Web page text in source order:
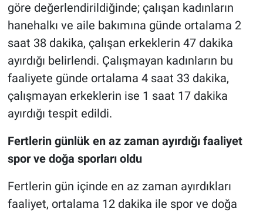
göre değerlendirildiğinde; çalışan kadınların
hanehalkı ve aile bakımına günde ortalama 2
saat 38 dakika, çalışan erkeklerin 47 dakika
ayırdığı belirlendi. Çalışmayan kadınların bu
faaliyete günde ortalama 4 saat 33 dakika,
çalışmayan erkeklerin ise 1 saat 17 dakika
ayırdığı tespit edildi.
Fertlerin günlük en az zaman ayırdığı faaliyet
spor ve doğa sporları oldu
Fertlerin gün içinde en az zaman ayırdıkları
faaliyet, ortalama 12 dakika ile spor ve doğa